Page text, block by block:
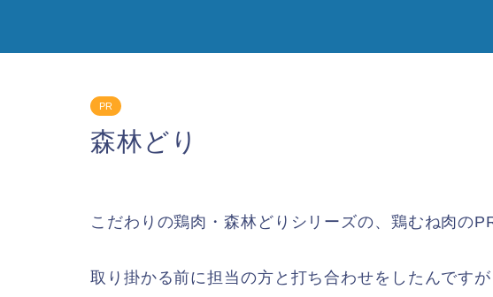
PR
森林どり
こだわりの鶏肉・森林どりシリーズの、鶏むね肉の
取り掛かる前に担当の方と打ち合わせをしたんですが